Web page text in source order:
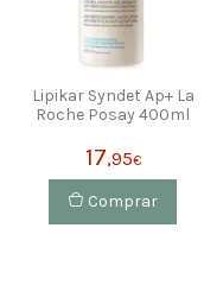
Lipikar Syndet Ap+ La
Roche Posay 400ml
17,95€
Comprar